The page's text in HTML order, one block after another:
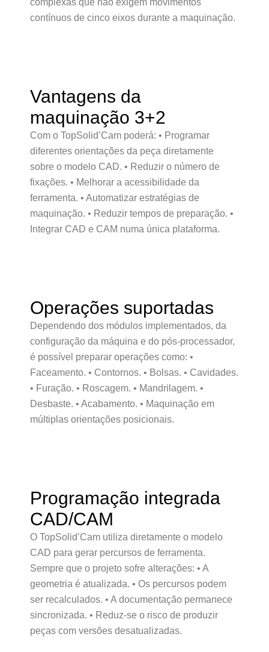
complexas que não exigem movimentos
contínuos de cinco eixos durante a maquinação.
Vantagens da
maquinação 3+2
Com o TopSolid’Cam poderá: • Programar
diferentes orientações da peça diretamente
sobre o modelo CAD. • Reduzir o número de
fixações. • Melhorar a acessibilidade da
ferramenta. • Automatizar estratégias de
maquinação. • Reduzir tempos de preparação. •
Integrar CAD e CAM numa única plataforma.
Operações suportadas
Dependendo dos módulos implementados, da
configuração da máquina e do pós-processador,
é possível preparar operações como: •
Faceamento. • Contornos. • Bolsas. • Cavidades.
• Furação. • Roscagem. • Mandrilagem. •
Desbaste. • Acabamento. • Maquinação em
múltiplas orientações posicionais.
Programação integrada
CAD/CAM
O TopSolid’Cam utiliza diretamente o modelo
CAD para gerar percursos de ferramenta.
Sempre que o projeto sofre alterações: • A
geometria é atualizada. • Os percursos podem
ser recalculados. • A documentação permanece
sincronizada. • Reduz-se o risco de produzir
peças com versões desatualizadas.